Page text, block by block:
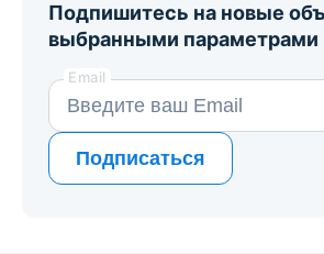
Подпишитесь на новые
выбранными параметрами
Email
Подписаться